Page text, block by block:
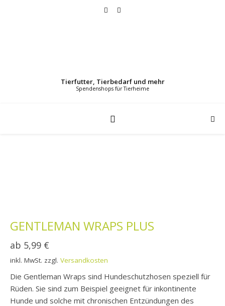
Tierfutter, Tierbedarf und mehr
GENTLEMAN WRAPS PLUS
ab 5,99 €
inkl. MwSt. zzgl. Versandkosten
Die Gentleman Wraps sind Hundeschutzhosen speziell für
Rüden. Sie sind zum Beispiel geeignet für inkontinente
Hunde und solche mit chronischen Entzündungen des